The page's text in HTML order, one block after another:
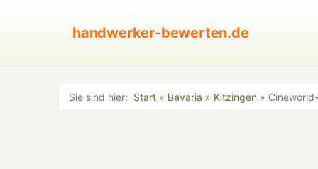
handwerker-bewerten.de
Sie sind hier: Start » Bavaria » Kitzingen »